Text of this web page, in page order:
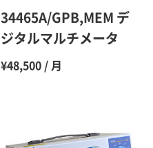
60％（割引率 40％）
55％（割引率45％）
47％（割引率53％）
34465A/GPB,MEM デ
ジタルマルチメータ
¥48,500 / 月